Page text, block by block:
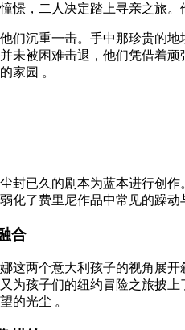
憬，二人决定踏上寻亲之旅
们沉重一击。手中那珍贵的
未被困难击退，他们凭借着
家园 。
封已久的剧本为蓝本进行创
化了费里尼作品中常见的躁
合
这两个意大利孩子的视角展
为孩子们的纽约冒险之旅披
的光尘 。